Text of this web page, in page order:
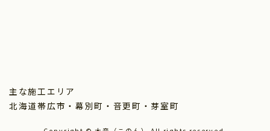
主な施工エリア
北海道帯広市・幕別町・音更町・芽室町